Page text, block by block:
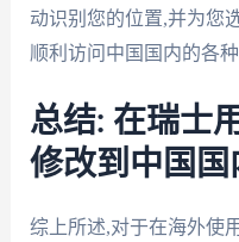
动识别您的位置,并为您
顺利访问中国国内的各种
总结: 在瑞士
修改到中国国
综上所述,对于在海外使